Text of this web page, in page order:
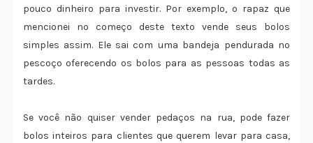
pouco dinheiro para investir. Por exemplo, o rapaz que
mencionei no começo deste texto vende seus bolos
simples assim. Ele sai com uma bandeja pendurada no
pescoço oferecendo os bolos para as pessoas todas as
tardes.
Se você não quiser vender pedaços na rua, pode fazer
bolos inteiros para clientes que querem levar para casa,